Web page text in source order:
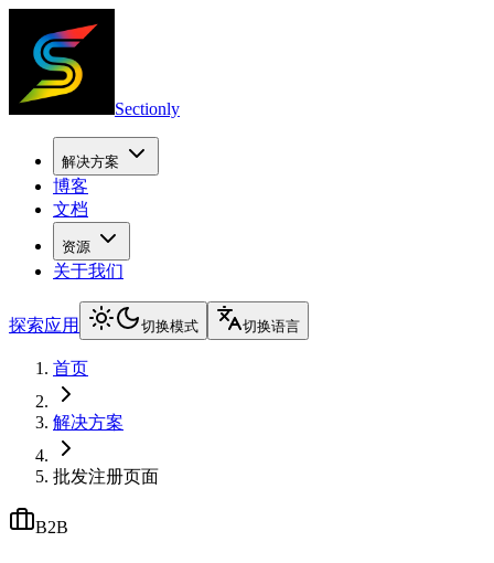
Sectionly
解决方案
博客
文档
资源
关于我们
探索应用 切换模式 切换语言
首页
解决方案
批发注册页面
B2B